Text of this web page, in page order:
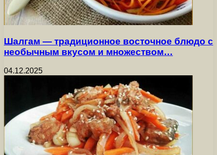
Шалгам — традиционное восточное блюдо с
необычным вкусом и множеством…
04.12.2025